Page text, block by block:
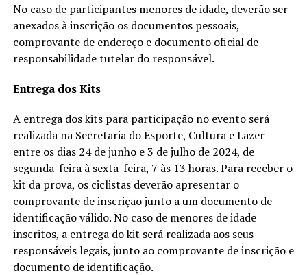
No caso de participantes menores de idade, deverão ser
anexados à inscrição os documentos pessoais,
comprovante de endereço e documento oficial de
responsabilidade tutelar do responsável.
Entrega dos Kits
A entrega dos kits para participação no evento será
realizada na Secretaria do Esporte, Cultura e Lazer
entre os dias 24 de junho e 3 de julho de 2024, de
segunda-feira à sexta-feira, 7 às 13 horas. Para receber o
kit da prova, os ciclistas deverão apresentar o
comprovante de inscrição junto a um documento de
identificação válido. No caso de menores de idade
inscritos, a entrega do kit será realizada aos seus
responsáveis legais, junto ao comprovante de inscrição e
documento de identificação.